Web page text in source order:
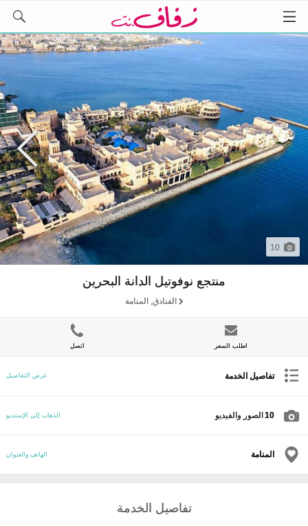
10
منتجع نوفوتيل الدانة البحرين
الفنادق, المنامة
اطلب السعر اتصل
تفاصيل الخدمة عرض التفاصيل
10 الصور والفيديو الذهاب إلى الإستديو
المنامة الهاتف والعنوان
تفاصيل الخدمة